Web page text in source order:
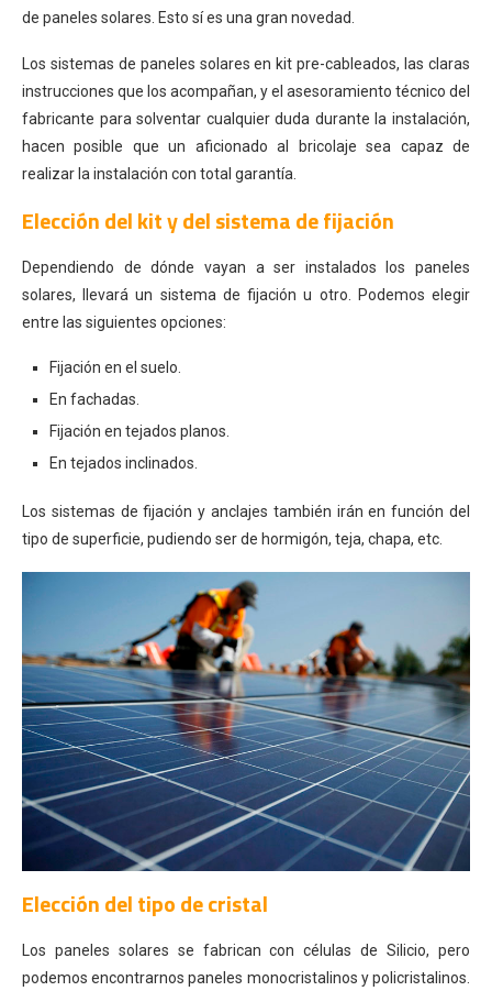
de paneles solares. Esto sí es una gran novedad.
Los sistemas de paneles solares en kit pre-cableados, las claras
instrucciones que los acompañan, y el asesoramiento técnico del
fabricante para solventar cualquier duda durante la instalación,
hacen posible que un aficionado al bricolaje sea capaz de
realizar la instalación con total garantía.
Elección del kit y del sistema de fijación
Dependiendo de dónde vayan a ser instalados los paneles
solares, llevará un sistema de fijación u otro. Podemos elegir
entre las siguientes opciones:
Fijación en el suelo.
En fachadas.
Fijación en tejados planos.
En tejados inclinados.
Los sistemas de fijación y anclajes también irán en función del
tipo de superficie, pudiendo ser de hormigón, teja, chapa, etc.
Elección del tipo de cristal
Los paneles solares se fabrican con células de Silicio, pero
podemos encontrarnos paneles monocristalinos y policristalinos.